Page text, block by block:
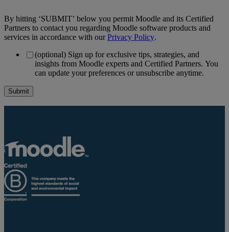
By hitting ‘SUBMIT’ below you permit Moodle and its Certified
Partners to contact you regarding Moodle software products and
services in accordance with ourPrivacy Policy.
(optional) Sign up for exclusive tips, strategies, and
insights from Moodle experts and Certified Partners. You
can update your preferences or unsubscribe anytime.